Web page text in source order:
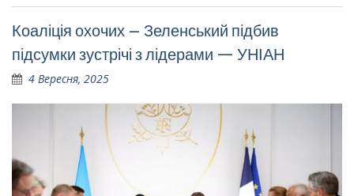
Коаліція охочих – Зеленський підбив
підсумки зустрічі з лідерами — УНІАН
4 Вересня, 2025